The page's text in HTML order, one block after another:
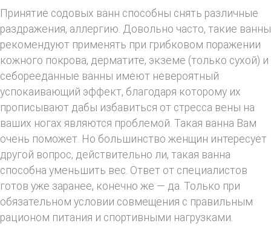
Принятие содовых ванн способны снять различные
раздражения, аллергию. Довольно часто, такие ванны
рекомендуют применять при грибковом поражении
кожного покрова, дерматите, экземе (только сухой) и
себорееданные ванны имеют невероятный
успокаивающий эффект, благодаря которому их
прописывают дабы избавиться от стресса вены на
ваших ногах являются проблемой. Такая ванна Вам
очень поможет. Но большинство женщин интересует
другой вопрос, действительно ли, такая ванна
способна уменьшить вес. Ответ от специалистов
готов уже заранее, конечно же — да. Только при
обязательном условии совмещения с правильным
рационом питания и спортивными нагрузками.